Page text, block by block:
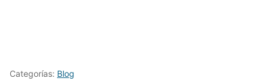
Categorías: Blog